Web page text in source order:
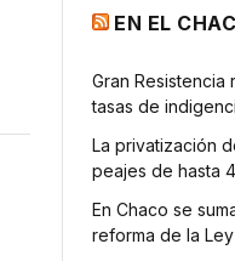
EN EL
Gran Resistencia
tasas de
La privatización
peajes de hasta
En Chaco se
reforma de la